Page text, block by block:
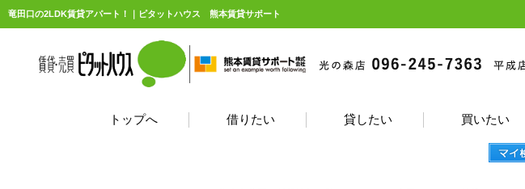
竜田口の2LDK賃貸アパート！｜ピタットハウス 熊本賃貸サポート
トップへ 借りたい 貸したい 買いたい